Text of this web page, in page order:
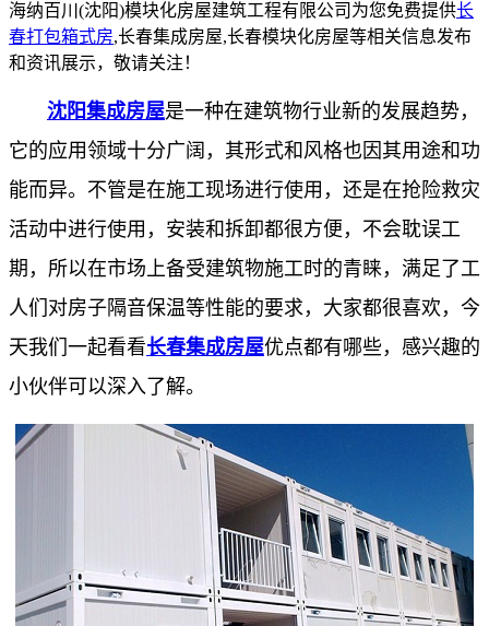
海纳百川(沈阳)模块化房屋建筑工程有限公司为您免费提供长
春打包箱式房,长春集成房屋,长春模块化房屋等相关信息发布
和资讯展示，敬请关注！
沈阳集成房屋是一种在建筑物行业新的发展趋势，
它的应用领域十分广阔，其形式和风格也因其用途和功
能而异。不管是在施工现场进行使用，还是在抢险救灾
活动中进行使用，安装和拆卸都很方便，不会耽误工
期，所以在市场上备受建筑物施工时的青睐，满足了工
人们对房子隔音保温等性能的要求，大家都很喜欢，今
天我们一起看看长春集成房屋优点都有哪些，感兴趣的
小伙伴可以深入了解。